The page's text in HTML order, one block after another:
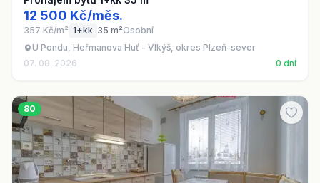
12 500 Kč/měs.
357 Kč/m² 1+kk 35 m²Osobní
U Pondu, Heřmanova Huť - Vlkýš, okres Plzeň-sever
07. 08. 2026
0 dní
80